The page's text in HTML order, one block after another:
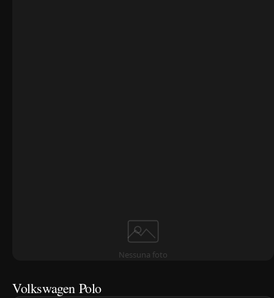
Nessuna foto
Volkswagen Polo